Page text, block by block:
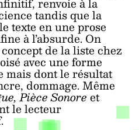
tandis que la
texte en une prose
à l’absurde. On
de la liste chez
avec une forme
mais dont le résultat
dommage. Même
Pièce Sonoreet
le lecteur